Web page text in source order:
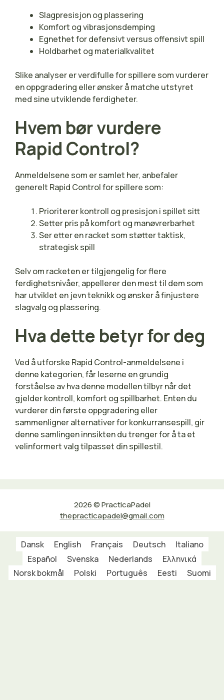
Slagpresisjon og plassering
Komfort og vibrasjonsdemping
Egnethet for defensivt versus offensivt spill
Holdbarhet og materialkvalitet
Slike analyser er verdifulle for spillere som vurderer
en oppgradering eller ønsker å matche utstyret
med sine utviklende ferdigheter.
Hvem bør vurdere
Rapid Control?
Anmeldelsene som er samlet her, anbefaler
generelt Rapid Control for spillere som:
Prioriterer kontroll og presisjon i spillet sitt
Setter pris på komfort og manøvrerbarhet
Ser etter en racket som støtter taktisk,
strategisk spill
Selv om racketen er tilgjengelig for flere
ferdighetsnivåer, appellerer den mest til dem som
har utviklet en jevn teknikk og ønsker å finjustere
slagvalg og plassering.
Hva dette betyr for deg
Ved å utforske Rapid Control-anmeldelsene i
denne kategorien, får leserne en grundig
forståelse av hva denne modellen tilbyr når det
gjelder kontroll, komfort og spillbarhet. Enten du
vurderer din første oppgradering eller
sammenligner alternativer for konkurransespill, gir
denne samlingen innsikten du trenger for å ta et
velinformert valg tilpasset din spillestil.
2026 © PracticaPadel
thepracticapadel@gmail.com
Dansk English Français Deutsch
Italiano
Español
Svenska Nederlands
Ελληνικά
Norsk bokmål
Polski Português Eesti Suomi